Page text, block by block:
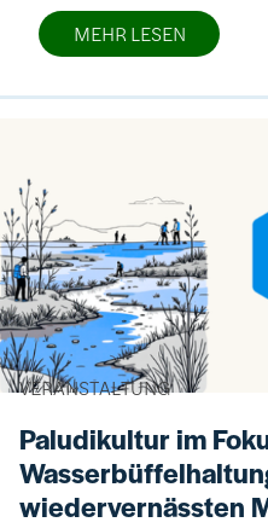
MEHR LESEN
VERANSTALTUNG
Paludikultur im
wiedervernässten